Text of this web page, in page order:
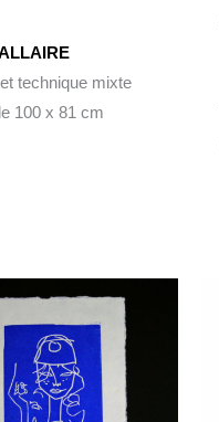
technique mixte
100 x 81 cm